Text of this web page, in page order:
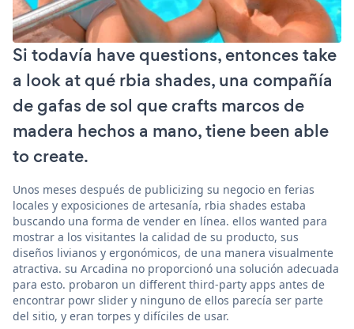
Si todavía have questions, entonces take
a look at qué rbia shades, una compañía
de gafas de sol que crafts marcos de
madera hechos a mano, tiene been able
to create.
Unos meses después de publicizing su negocio en ferias
locales y exposiciones de artesanía, rbia shades estaba
buscando una forma de vender en línea. ellos wanted para
mostrar a los visitantes la calidad de su producto, sus
diseños livianos y ergonómicos, de una manera visualmente
atractiva. su Arcadina no proporcionó una solución adecuada
para esto. probaron un different third-party apps antes de
encontrar powr slider y ninguno de ellos parecía ser parte
del sitio, y eran torpes y difíciles de usar.